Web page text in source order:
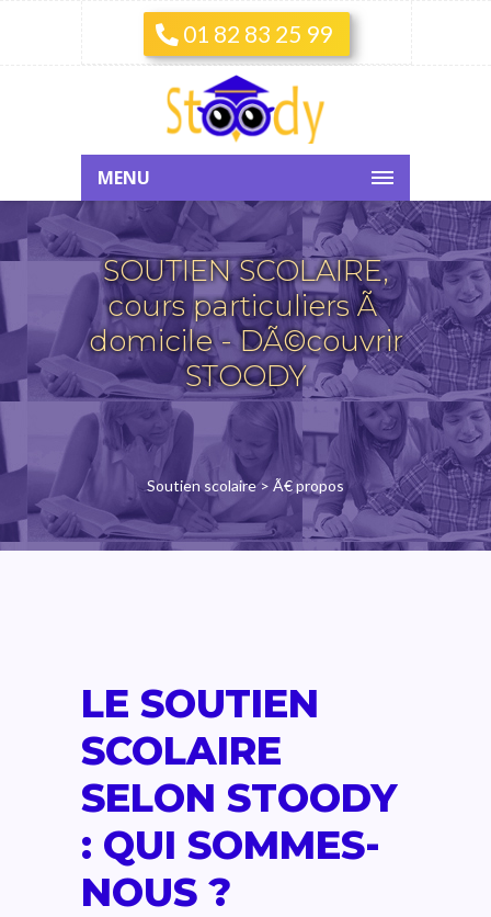
01 82 83 25 99
MENU
SOUTIEN SCOLAIRE,
cours particuliers Ã
domicile - DÃ©couvrir
STOODY
Soutien scolaire> Ã€ propos
LE SOUTIEN
SCOLAIRE
SELON STOODY
: QUI SOMMES-
NOUS ?